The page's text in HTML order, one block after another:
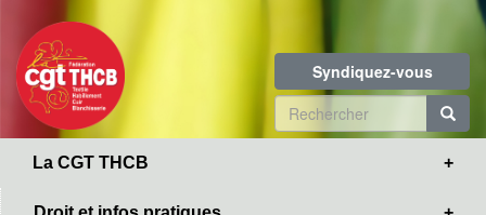
contenu
principal
Syndiquez-vous
Formulaire
de
La CGT THCB